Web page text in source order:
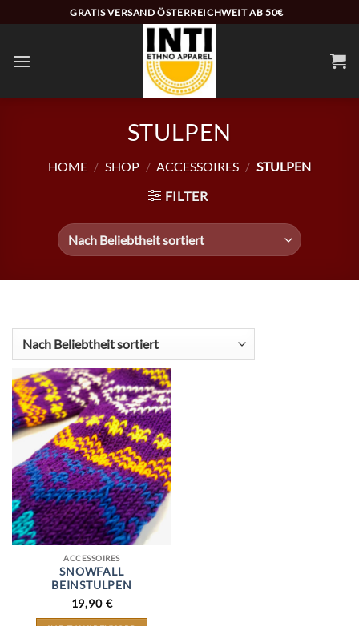
Inhalt
GRATIS VERSAND ÖSTERREICHWEIT AB 50€
STULPEN
HOME / SHOP / ACCESSOIRES / STULPEN
FILTER
ACCESSOIRES
SNOWFALL
BEINSTULPEN
19,90 €